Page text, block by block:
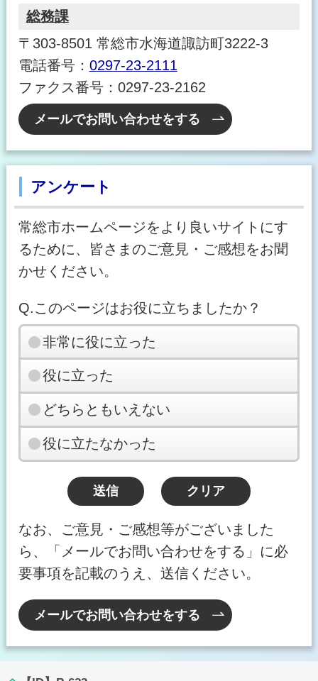
総務課
〒303-8501 常総市水海道諏訪町3222-3
電話番号： 0297-23-2111
ファクス番号：0297-23-2162
メールでお問い合わせをする
アンケート
常総市ホームページをより良いサイトにす
るために、皆さまのご意見・ご感想をお聞
かせください。
Q.このページはお役に立ちましたか？
非常に役に立った
役に立った
どちらともいえない
役に立たなかった
なお、ご意見・ご感想等がございました
ら、「メールでお問い合わせをする」に必
要事項を記載のうえ、送信ください。
メールでお問い合わせをする